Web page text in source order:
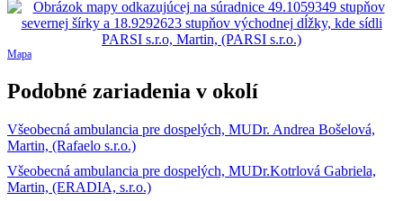
Mapa
Podobné zariadenia v okolí
Všeobecná ambulancia pre dospelých, MUDr. Andrea Bošelová,
Martin, (Rafaelo s.r.o.)
Všeobecná ambulancia pre dospelých, MUDr.Kotrlová Gabriela,
Martin, (ERADIA, s.r.o.)